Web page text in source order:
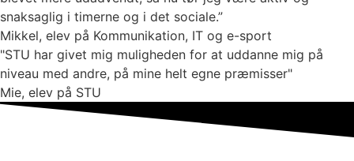
snaksaglig i timerne og i det sociale.”
Mikkel, elev på Kommunikation, IT og e-sport
"STU har givet mig muligheden for at uddanne mig på
niveau med andre, på mine helt egne præmisser"
Mie, elev på STU